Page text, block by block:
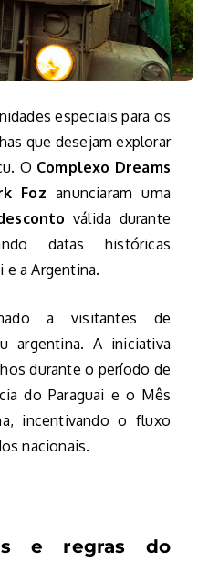
especiais para os
que desejam explorar
O Complexo Dreams
Foz anunciaram uma
válida durante
datas históricas
e a Argentina.
a visitantes de
argentina. A iniciativa
durante o período de
do Paraguai e o Mês
incentivando o fluxo
nacionais.
e regras do